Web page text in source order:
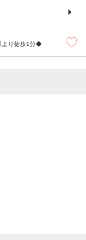
り徒歩1分◆